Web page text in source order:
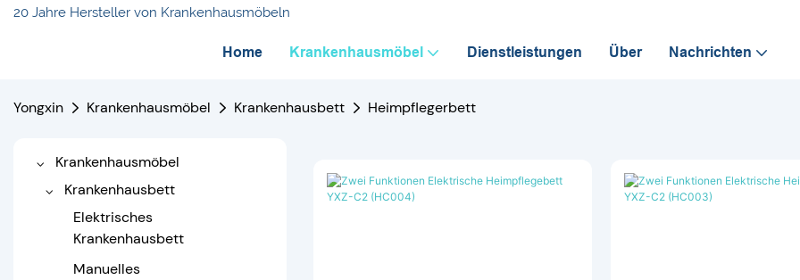
20 Jahre Hersteller von Krankenhausmöbeln
Home Krankenhausmöbel Dienstleistungen Über Nachrichten
Yongxin Krankenhausmöbel Krankenhausbett Heimpflegerbett
Krankenhausmöbel
Krankenhausbett
Elektrisches
Krankenhausbett
Manuelles